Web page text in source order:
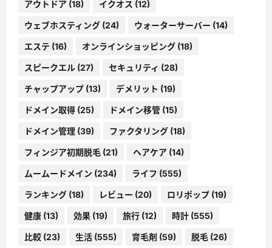
アウトドア (18) イクオス (12)
ウェブホスティング (24) ウォーターサーバー (14)
エステ (16) オンラインショッピング (18)
スピークエル (27) セキュリティ (28)
チャップアップ (13) デメリット (19)
ドメイン取得 (25) ドメイン移管 (15)
ドメイン管理 (39) ファクタリング (18)
フィンジア初期脱毛 (21) ヘアケア (14)
ムームードメイン (234) ライフ (555)
ランキング (18) レビュー (20) ロリポップ (19)
健康 (13) 効果 (19) 旅行 (12) 時計 (555)
比較 (23) 生活 (555) 育毛剤 (59) 脱毛 (26)